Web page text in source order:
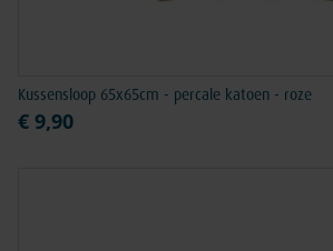
Kussensloop 65x65cm - percale katoen - roze
€ 9,90